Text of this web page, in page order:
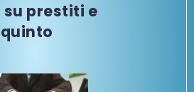
prestiti e